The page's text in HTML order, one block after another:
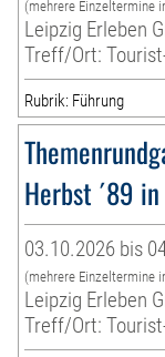
(mehrere Einzeltermine
Leipzig Erleben
Treff/Ort:
Rubrik: Führung
Herbst ´89
03.10.2026 bis
(mehrere Einzeltermine
Leipzig Erleben
Treff/Ort: